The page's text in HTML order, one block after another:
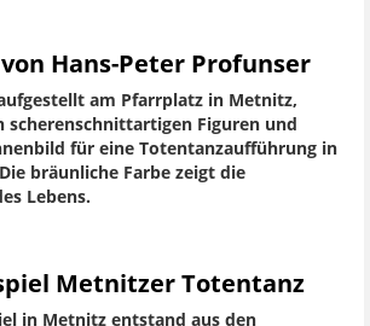
Hans-Peter Profunser
am Pfarrplatz in Metnitz,
scherenschnittartigen Figuren und
für eine Totentanzaufführung in
bräunliche Farbe zeigt die
Lebens.
Metnitzer Totentanz
in Metnitz entstand aus den